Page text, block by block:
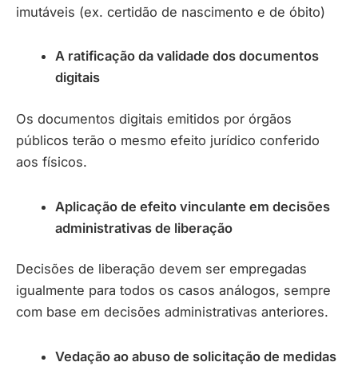
imutáveis (ex. certidão de nascimento e de óbito)
A ratificação da validade dos documentos
digitais
Os documentos digitais emitidos por órgãos
públicos terão o mesmo efeito jurídico conferido
aos físicos.
Aplicação de efeito vinculante em decisões
administrativas de liberação
Decisões de liberação devem ser empregadas
igualmente para todos os casos análogos, sempre
com base em decisões administrativas anteriores.
Vedação ao abuso de solicitação de medidas